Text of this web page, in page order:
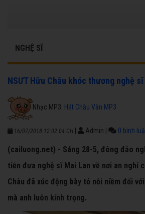
NGHỆ SĨ
NSƯT Hữu Châu khóc thương nghệ
Nhạc MP3: Hát Chầu Văn MP3
16/07/2018 12:02:04 CH Admin 0 bình
(cailuong.net) - Sáng 28-5, đông đảo
tiễn đưa nghệ sĩ Mai Lan về nơi an nghỉ
Châu đã xúc động bày tỏ nỗi niềm đối
mà anh luôn kính trọng.